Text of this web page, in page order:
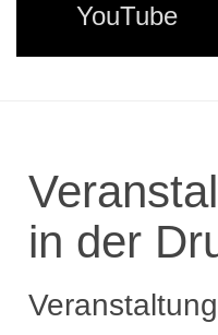
YouTube
in der